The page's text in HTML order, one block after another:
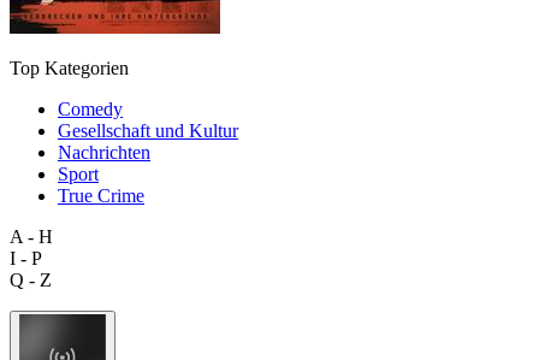
Top Kategorien
Comedy
Gesellschaft und Kultur
Nachrichten
Sport
True Crime
A - H
I - P
Q - Z